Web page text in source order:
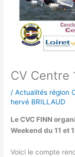
CV Centre
/Actualités région
hervé BRILLAUD
Le CVC FINN
Weekend du 11 et
Voici le compte